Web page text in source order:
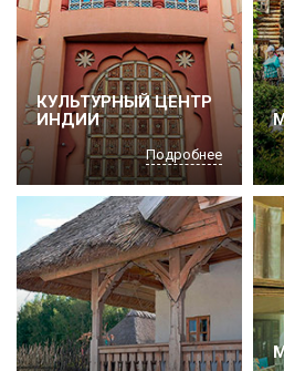
КУЛЬТУРНЫЙ ЦЕНТР
ИНДИИ
Подробнее